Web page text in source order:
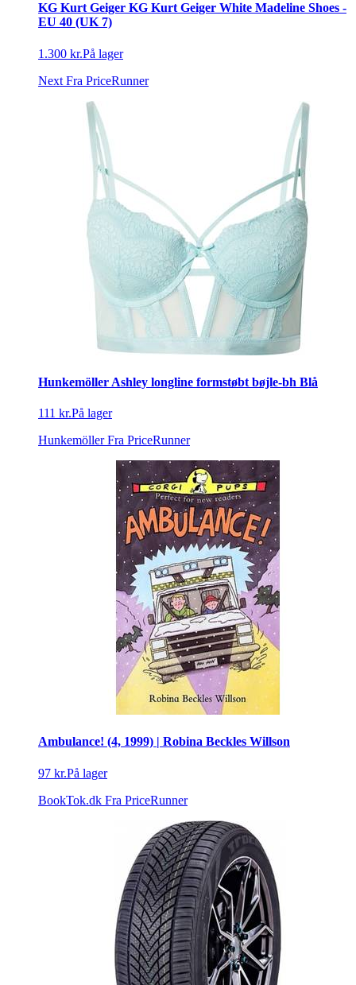
KG Kurt Geiger KG Kurt Geiger White Madeline Shoes -
EU 40 (UK 7)
1.300 kr.På lager
Next Fra PriceRunner
Hunkemöller Ashley longline formstøbt bøjle-bh Blå
111 kr.På lager
Hunkemöller Fra PriceRunner
Ambulance! (4, 1999) | Robina Beckles Willson
97 kr.På lager
BookTok.dk Fra PriceRunner